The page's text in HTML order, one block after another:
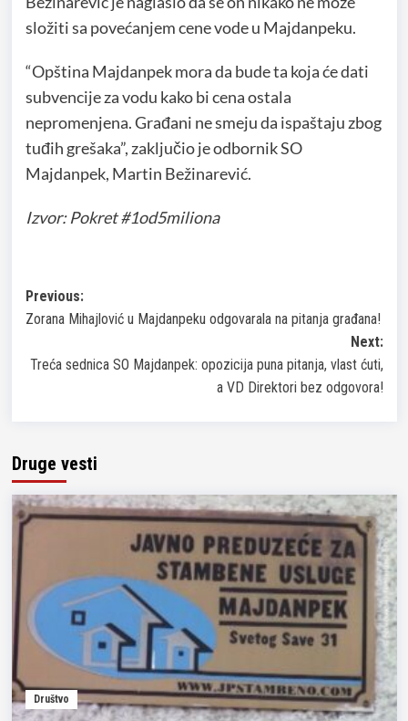
složiti sa povećanjem cene vode u Majdanpeku.
“Opština Majdanpek mora da bude ta koja će dati
subvencije za vodu kako bi cena ostala
nepromenjena. Građani ne smeju da ispaštaju zbog
tuđih grešaka”, zaključio je odbornik SO
Majdanpek, Martin Bežinarević.
Izvor: Pokret #1od5miliona
Post
navigation
Previous:
Zorana Mihajlović u Majdanpeku odgovarala na pitanja građana!
Next:
Treća sednica SO Majdanpek: opozicija puna pitanja, vlast ćuti,
a VD Direktori bez odgovora!
Druge vesti
Društvo